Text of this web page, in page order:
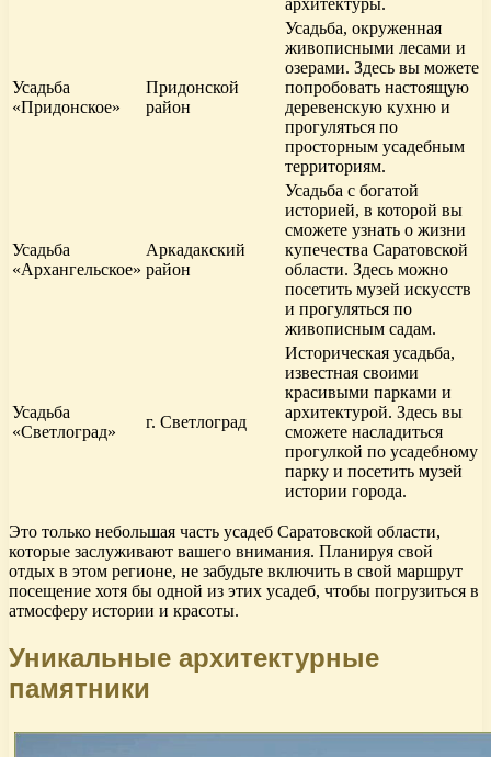
архитектуры.
Усадьба
«Придонское»
Придонской
район
Усадьба, окруженная
живописными лесами и
озерами. Здесь вы можете
попробовать настоящую
деревенскую кухню и
прогуляться по
просторным усадебным
территориям.
Усадьба
«Архангельское»
Аркадакский
район
Усадьба с богатой
историей, в которой вы
сможете узнать о жизни
купечества Саратовской
области. Здесь можно
посетить музей искусств
и прогуляться по
живописным садам.
Усадьба
«Светлоград»
г. Светлоград
Историческая усадьба,
известная своими
красивыми парками и
архитектурой. Здесь вы
сможете насладиться
прогулкой по усадебному
парку и посетить музей
истории города.
Это только небольшая часть усадеб Саратовской области,
которые заслуживают вашего внимания. Планируя свой
отдых в этом регионе, не забудьте включить в свой маршрут
посещение хотя бы одной из этих усадеб, чтобы погрузиться в
атмосферу истории и красоты.
Уникальные архитектурные
памятники